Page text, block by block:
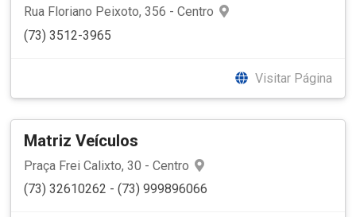
Rua Floriano Peixoto, 356 - Centro
(73) 3512-3965
Visitar Página
Matriz Veículos
Praça Frei Calixto, 30 - Centro
(73) 32610262 - (73) 999896066